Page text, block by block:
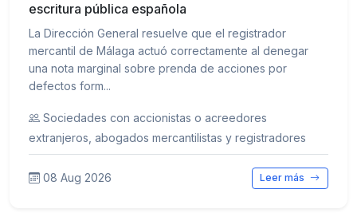
escritura pública española
La Dirección General resuelve que el registrador
mercantil de Málaga actuó correctamente al denegar
una nota marginal sobre prenda de acciones por
defectos form...
Sociedades con accionistas o acreedores
extranjeros, abogados mercantilistas y registradores
08 Aug 2026 Leer más